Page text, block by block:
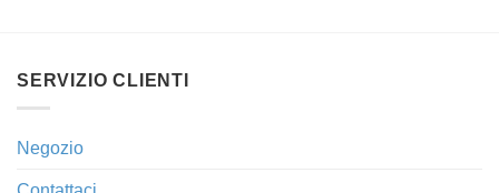
SERVIZIO CLIENTI
Negozio